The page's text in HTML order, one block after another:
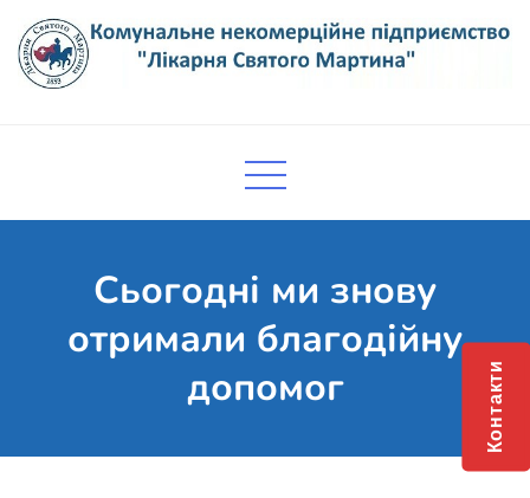
content
підприємство "Лікарня Святого
Сьогодні ми знову
отримали благодійну
допомог
Контакти